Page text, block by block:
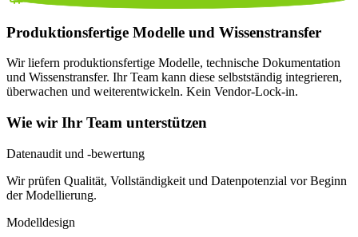
Produktionsfertige Modelle und Wissenstransfer
Wir liefern produktionsfertige Modelle, technische Dokumentation
und Wissenstransfer. Ihr Team kann diese selbstständig integrieren,
überwachen und weiterentwickeln. Kein Vendor-Lock-in.
Wie wir Ihr Team unterstützen
Datenaudit und -bewertung
Wir prüfen Qualität, Vollständigkeit und Datenpotenzial vor Beginn
der Modellierung.
Modelldesign